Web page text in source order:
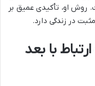
روش او، تأکیدی عمیق بر
در زندگی دارد.
با بعد